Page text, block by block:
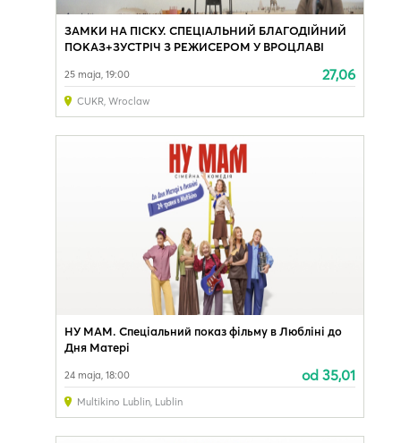
ЗАМКИ НА ПІСКУ. СПЕЦІАЛЬНИЙ БЛАГОДІЙНИЙ
ПОКАЗ+ЗУСТРІЧ З РЕЖИСЕРОМ У ВРОЦЛАВІ
25 maja, 19:00 27,06
CUKR, Wroclaw
НУ МАМ. Спеціальний показ фільму в Любліні до
Дня Матері
24 maja, 18:00 od 35,01
Multikino Lublin, Lublin